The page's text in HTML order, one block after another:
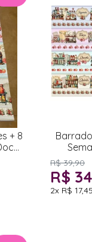
+ 8
R$ 39,90
R$
2x R$ 17,45